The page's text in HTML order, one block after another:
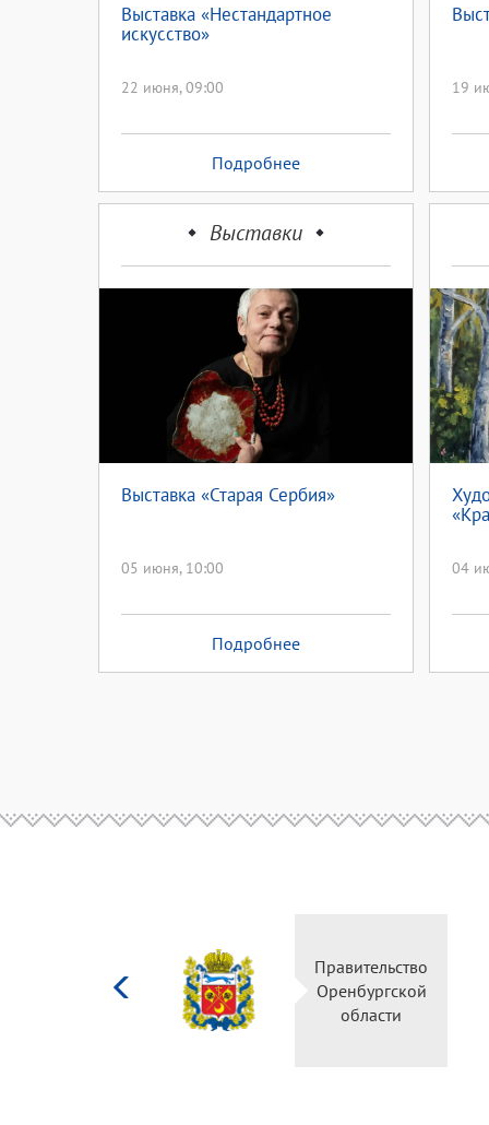
Выставка «Нестандартное
искусство»
22 июня, 09:00
Подробнее
19
Выставки
Выставка «Старая Сербия»
05 июня, 10:00
Подробнее
04
Правительство
Оренбургской
области